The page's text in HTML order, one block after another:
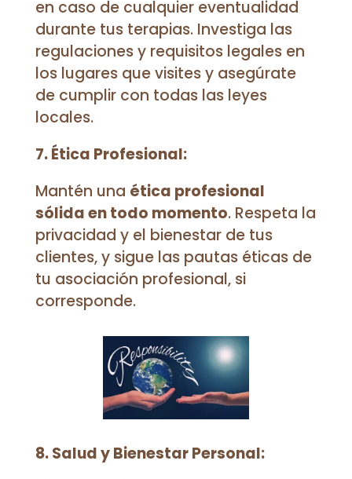
en caso de cualquier eventualidad
durante tus terapias. Investiga las
regulaciones y requisitos legales en
los lugares que visites y asegúrate
de cumplir con todas las leyes
locales.
7. Ética Profesional:
Mantén una ética profesional
sólida en todo momento. Respeta la
privacidad y el bienestar de tus
clientes, y sigue las pautas éticas de
tu asociación profesional, si
corresponde.
8. Salud y Bienestar Personal: